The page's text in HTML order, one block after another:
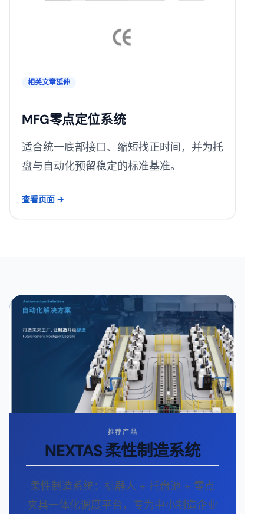
相关文章延伸
MFG零点定位系统
适合统一底部接口、缩短找正时间，并为托
盘与自动化预留稳定的标准基准。
查看页面 →
推荐产品
NEXTAS 柔性制造系统
柔性制造系统：机器人 + 托盘池 + 零点
夹具一体化调度平台，专为中小制造企业